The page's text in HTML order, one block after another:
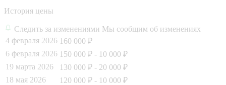
История цены
Следить за изменениями Мы сообщим об изменениях
4 февраля 2026 160 000 ₽
6 февраля 2026 150 000 ₽ - 10 000 ₽
19 марта 2026
130 000 ₽ - 20 000 ₽
18 мая 2026
120 000 ₽ - 10 000 ₽